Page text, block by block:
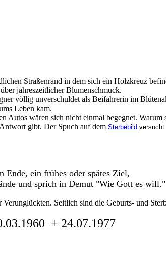
Straßenrand in dem sich ein Holzkreuz
jahreszeitlicher Blumenschmuck.
völlig unverschuldet als Beifahrerin im
Leben kam.
Autos wären sich nicht einmal begegnet.
gibt. Der Spuch auf dem Sterbebild versucht
Ende, ein frühes oder spätes Ziel,
und sprich in Demut "Wie Gott es will."
Seitlich sind die Geburts- und
+ 24.07.1977